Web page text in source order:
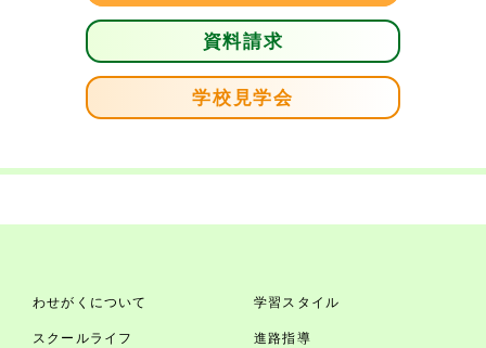
資料請求
学校見学会
わせがくについて 学習スタイル
スクールライフ 進路指導